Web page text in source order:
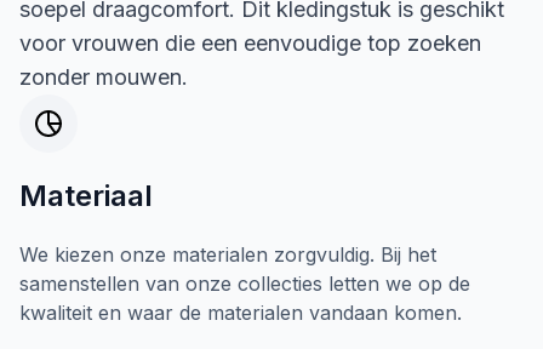
soepel draagcomfort. Dit kledingstuk is geschikt
voor vrouwen die een eenvoudige top zoeken
zonder mouwen.
Materiaal
We kiezen onze materialen zorgvuldig. Bij het
samenstellen van onze collecties letten we op de
kwaliteit en waar de materialen vandaan komen.